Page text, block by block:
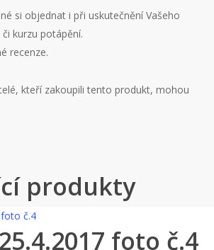
si objednat i při uskutečnění Vašeho
kurzu potápění.
recenze.
kteří zakoupili tento produkt, mohou
produkty
foto č.4